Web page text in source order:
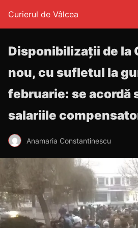
Curierul de Vâlcea
Disponibilizații de la
nou, cu sufletul la
februarie: se acordă
salariile
Anamaria Constantinescu